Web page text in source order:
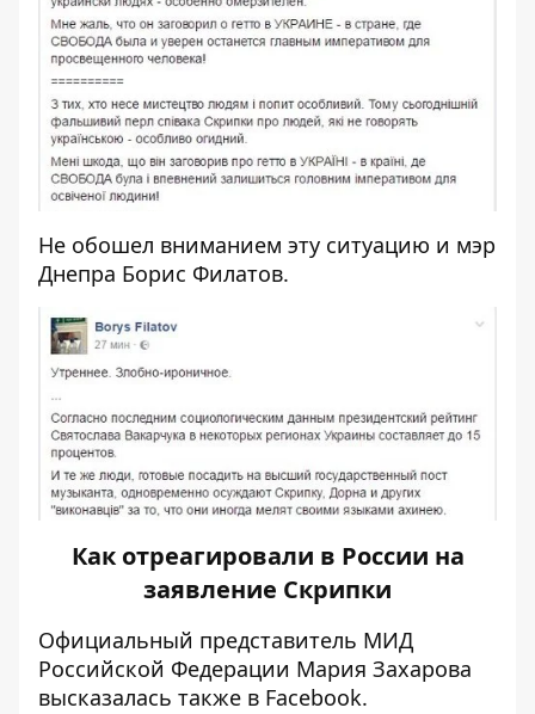
Не обошел вниманием эту ситуацию и мэр
Днепра Борис Филатов.
Как отреагировали в России на
заявление Скрипки
Официальный представитель МИД
Российской Федерации Мария Захарова
высказалась также в Facebook.